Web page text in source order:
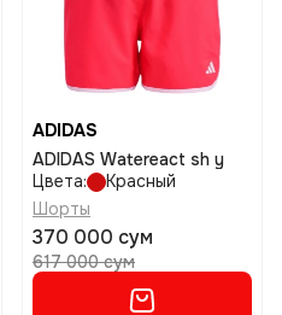
ADIDAS
ADIDAS Watereact sh y
Цвета:
Красный
Шорты
370 000 сум
617 000 сум